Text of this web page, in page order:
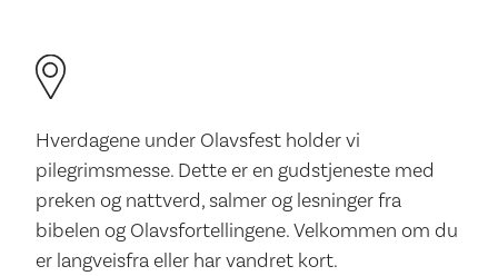
Hverdagene under Olavsfest holder vi
pilegrimsmesse. Dette er en gudstjeneste med
preken og nattverd, salmer og lesninger fra
bibelen og Olavsfortellingene. Velkommen om du
er langveisfra eller har vandret kort.